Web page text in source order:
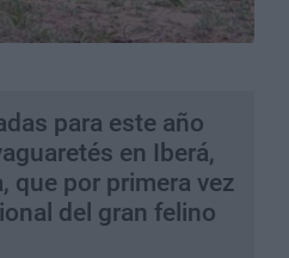
para este año
en Iberá,
que por primera vez
del gran felino